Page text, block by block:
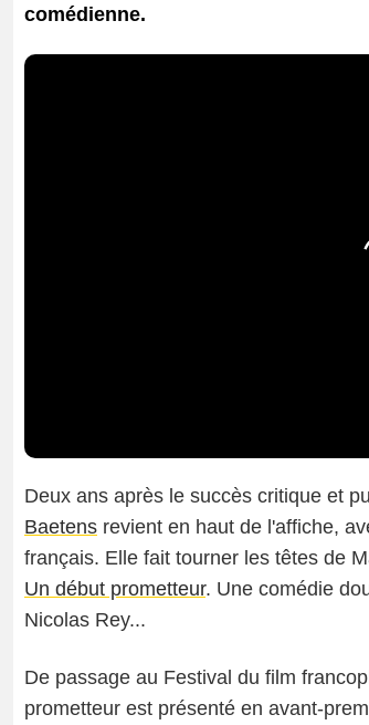
comédienne.
Deux ans après le succès critique et
Baetens revient en haut de l'affiche,
français. Elle fait tourner les têtes de
Un début prometteur. Une comédie
Nicolas Rey...
De passage au Festival du film
prometteur est présenté en avant-